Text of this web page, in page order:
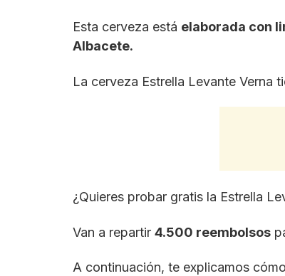
Esta cerveza está elaborada con
Albacete.
La cerveza Estrella Levante Verna
¿Quieres probar gratis la Estrella
Van a repartir 4.500 reembolsos
A continuación, te explicamos